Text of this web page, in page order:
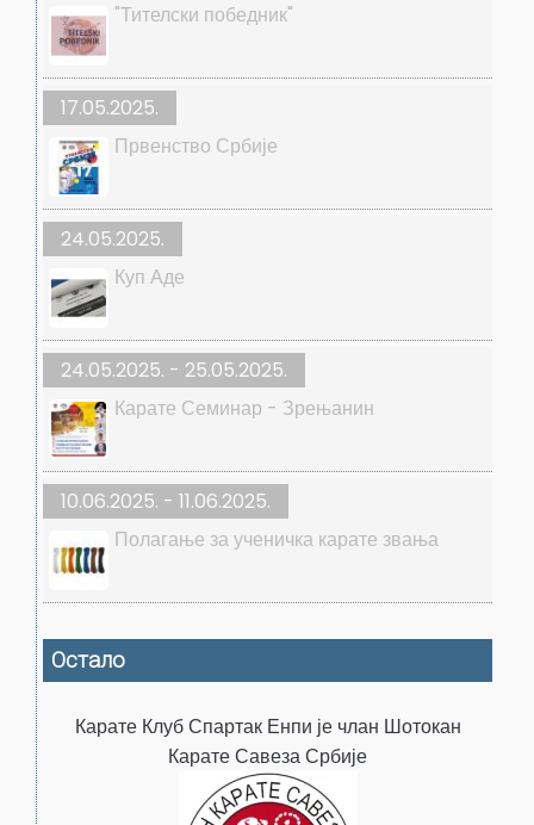
"Тителски победник"
17.05.2025.
Првенство Србије
24.05.2025.
Куп Аде
24.05.2025. - 25.05.2025.
Карате Семинар - Зрењанин
10.06.2025. - 11.06.2025.
Полагање за ученичка карате звања
Остало
Карате Клуб Спартак Енпи је члан Шотокан
Карате Савеза Србије